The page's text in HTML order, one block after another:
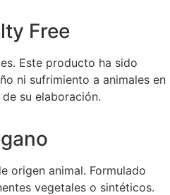
Free
Este producto ha sido
ni sufrimiento a animales en
su elaboración.
origen animal. Formulado
vegetales o sintéticos.